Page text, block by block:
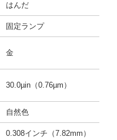
はんだ
固定ランプ
金
30.0µin（0.76µm）
自然色
0.308インチ（7.82mm）